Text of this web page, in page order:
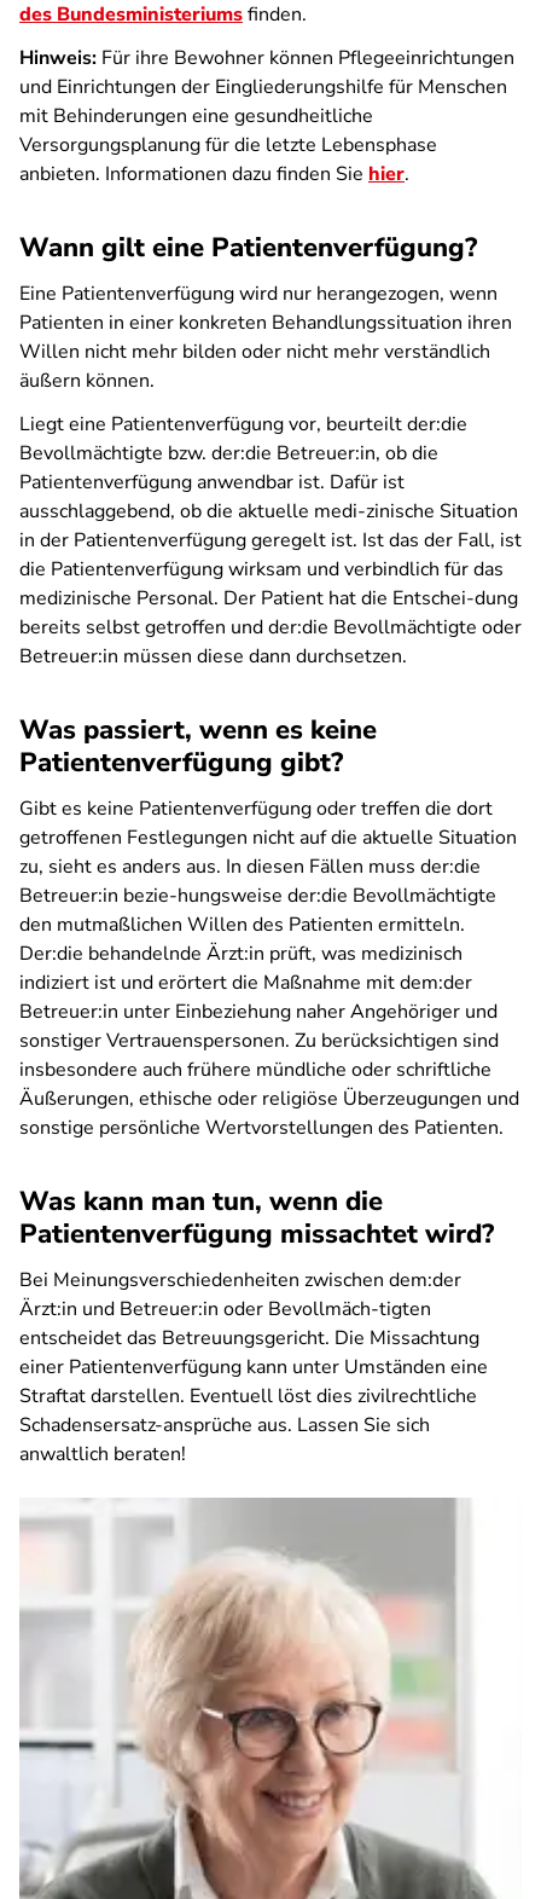
des Bundesministeriumsfinden.
Hinweis: Für ihre Bewohner können Pflegeeinrichtungen
und Einrichtungen der Eingliederungshilfe für Menschen
mit Behinderungen eine gesundheitliche
Versorgungsplanung für die letzte Lebensphase
anbieten. Informationen dazu finden Sie hier.
Wann gilt eine Patientenverfügung?
Eine Patientenverfügung wird nur herangezogen, wenn
Patienten in einer konkreten Behandlungssituation ihren
Willen nicht mehr bilden oder nicht mehr verständlich
äußern können.
Liegt eine Patientenverfügung vor, beurteilt der:die
Bevollmächtigte bzw. der:die Betreuer:in, ob die
Patientenverfügung anwendbar ist. Dafür ist
ausschlaggebend, ob die aktuelle medi-zinische Situation
in der Patientenverfügung geregelt ist. Ist das der Fall, ist
die Patientenverfügung wirksam und verbindlich für das
medizinische Personal. Der Patient hat die Entschei-dung
bereits selbst getroffen und der:die Bevollmächtigte oder
Betreuer:in müssen diese dann durchsetzen.
Was passiert, wenn es keine
Patientenverfügung gibt?
Gibt es keine Patientenverfügung oder treffen die dort
getroffenen Festlegungen nicht auf die aktuelle Situation
zu, sieht es anders aus. In diesen Fällen muss der:die
Betreuer:in bezie-hungsweise der:die Bevollmächtigte
den mutmaßlichen Willen des Patienten ermitteln.
Der:die behandelnde Ärzt:in prüft, was medizinisch
indiziert ist und erörtert die Maßnahme mit dem:der
Betreuer:in unter Einbeziehung naher Angehöriger und
sonstiger Vertrauenspersonen. Zu berücksichtigen sind
insbesondere auch frühere mündliche oder schriftliche
Äußerungen, ethische oder religiöse Überzeugungen und
sonstige persönliche Wertvorstellungen des Patienten.
Was kann man tun, wenn die
Patientenverfügung missachtet wird?
Bei Meinungsverschiedenheiten zwischen dem:der
Ärzt:in und Betreuer:in oder Bevollmäch-tigten
entscheidet das Betreuungsgericht. Die Missachtung
einer Patientenverfügung kann unter Umständen eine
Straftat darstellen. Eventuell löst dies zivilrechtliche
Schadensersatz-ansprüche aus. Lassen Sie sich
anwaltlich beraten!